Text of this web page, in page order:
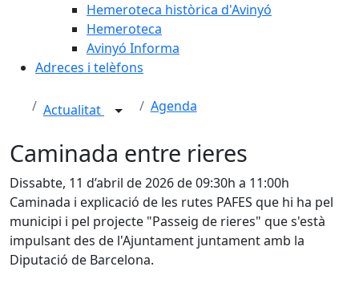
Hemeroteca històrica d'Avinyó
Hemeroteca
Avinyó Informa
Adreces i telèfons
Actualitat Agenda
Caminada entre rieres
Dissabte, 11 d’abril de 2026 de 09:30h a 11:00h
Caminada i explicació de les rutes PAFES que hi ha pel
municipi i pel projecte "Passeig de rieres" que s'està
impulsant des de l'Ajuntament juntament amb la
Diputació de Barcelona.